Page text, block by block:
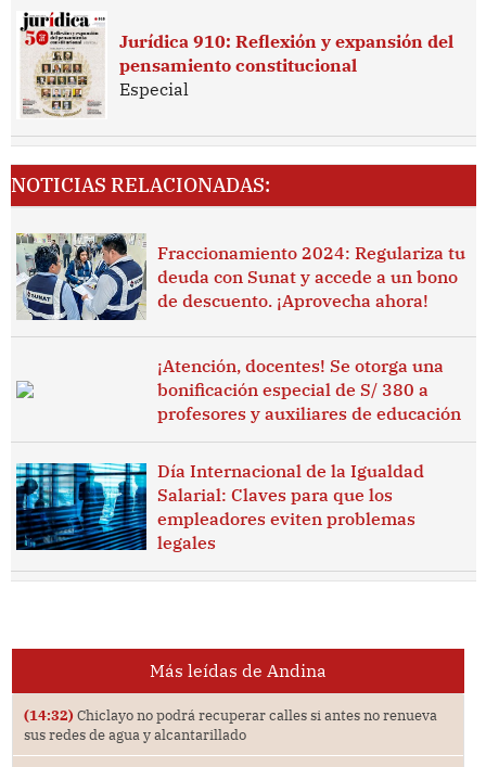
Jurídica 910: Reflexión y expansión del
pensamiento constitucional
Especial
NOTICIAS RELACIONADAS:
Fraccionamiento 2024: Regulariza tu
deuda con Sunat y accede a un bono
de descuento. ¡Aprovecha ahora!
¡Atención, docentes! Se otorga una
bonificación especial de S/ 380 a
profesores y auxiliares de educación
Día Internacional de la Igualdad
Salarial: Claves para que los
empleadores eviten problemas
legales
Más leídas de Andina
(14:32) Chiclayo no podrá recuperar calles si antes no renueva
sus redes de agua y alcantarillado